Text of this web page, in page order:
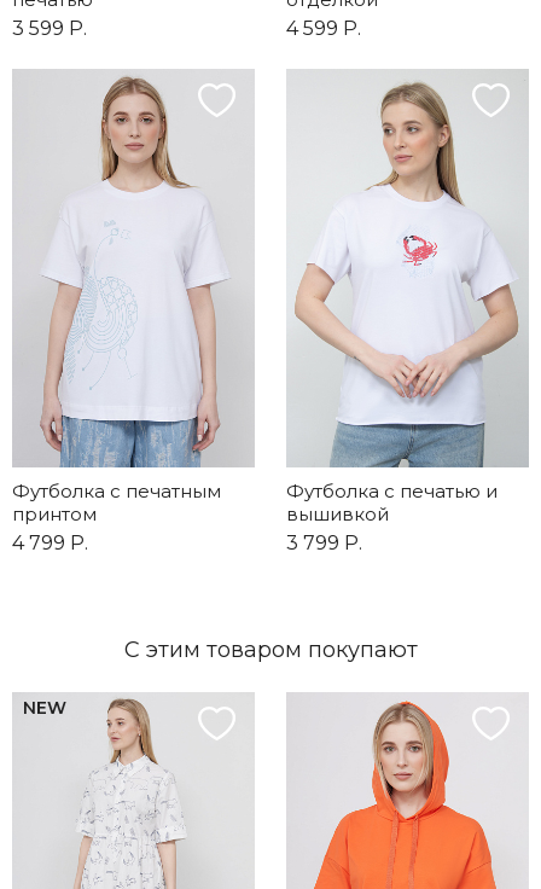
3 599 Р.
4 599 Р.
Футболка с печатным
принтом
4 799 Р.
Футболка с печатью и
вышивкой
3 799 Р.
С этим товаром покупают
NEW